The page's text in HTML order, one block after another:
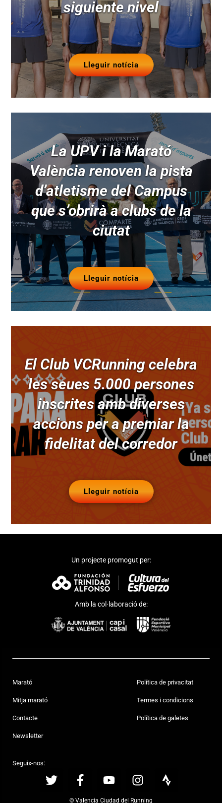
siguiente nivel
Lleguir notícia
La UPV i la Marató
València renoven la pista
d’atletisme del Campus
que s’obrirà a clubs de la
ciutat
Lleguir notícia
El Club VCRunning celebra
les seues 5.000 persones
inscrites amb diverses
accions per a premiar la
fidelitat del corredor
Lleguir notícia
Un projecte promogut per:
Amb la col·laboració de:
Marató
Mitja marató
Contacte
Newsletter
Política de privacitat
Termes i condicions
Política de galetes
Seguix-nos:
© Valencia Ciudad del Running